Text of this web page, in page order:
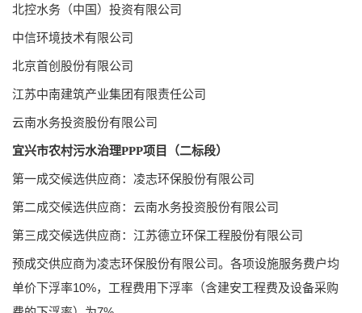
北控水务（中国）投资有限公司
中信环境技术有限公司
北京首创股份有限公司
江苏中南建筑产业集团有限责任公司
云南水务投资股份有限公司
宜兴市农村污水治理PPP项目（二标段）
第一成交候选供应商：凌志环保股份有限公司
第二成交候选供应商：云南水务投资股份有限公司
第三成交候选供应商：江苏德立环保工程股份有限公司
预成交供应商为凌志环保股份有限公司。各项设施服务费户均
单价下浮率10%，工程费用下浮率（含建安工程费及设备采购